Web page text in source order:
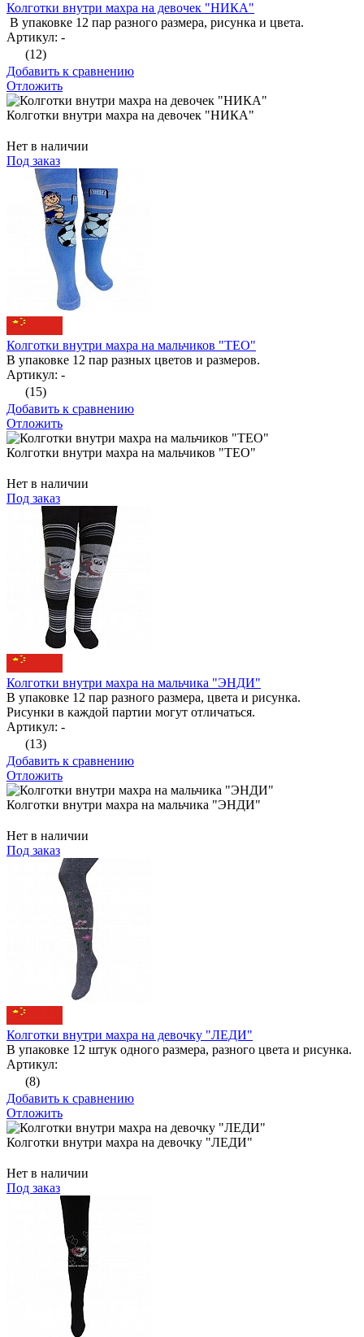
Колготки внутри махра на девочек "НИКА"
В упаковке 12 пар разного размера, рисунка и цвета.
Артикул: -
(12)
Добавить к сравнению
Отложить
Колготки внутри махра на девочек "НИКА"
Нет в наличии
Под заказ
Колготки внутри махра на мальчиков "ТЕО"
В упаковке 12 пар разных цветов и размеров.
Артикул: -
(15)
Добавить к сравнению
Отложить
Колготки внутри махра на мальчиков "ТЕО"
Нет в наличии
Под заказ
Колготки внутри махра на мальчика "ЭНДИ"
В упаковке 12 пар разного размера, цвета и рисунка.
Рисунки в каждой партии могут отличаться.
Артикул: -
(13)
Добавить к сравнению
Отложить
Колготки внутри махра на мальчика "ЭНДИ"
Нет в наличии
Под заказ
Колготки внутри махра на девочку "ЛЕДИ"
В упаковке 12 штук одного размера, разного цвета и рисунка.
Артикул:
(8)
Добавить к сравнению
Отложить
Колготки внутри махра на девочку "ЛЕДИ"
Нет в наличии
Под заказ